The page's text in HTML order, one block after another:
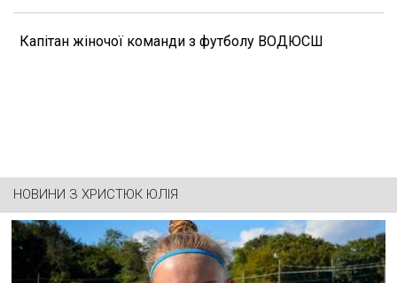
Капітан жіночої команди з футболу ВОДЮСШ
НОВИНИ З ХРИСТЮК ЮЛІЯ